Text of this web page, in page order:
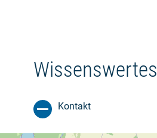
Wissenswertes
Kontakt